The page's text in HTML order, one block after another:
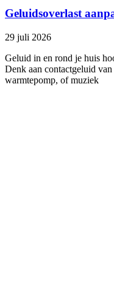
Geluidsoverlast
29 juli 2026
Geluid in en rond je huis
Denk aan contactgeluid
warmtepomp, of muziek